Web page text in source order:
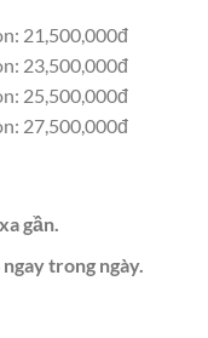
21,500,000đ
23,500,000đ
25,500,000đ
27,500,000đ
gần.
trong ngày.